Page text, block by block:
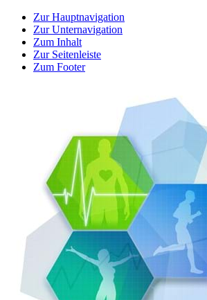
Zur Hauptnavigation
Zur Unternavigation
Zum Inhalt
Zur Seitenleiste
Zum Footer